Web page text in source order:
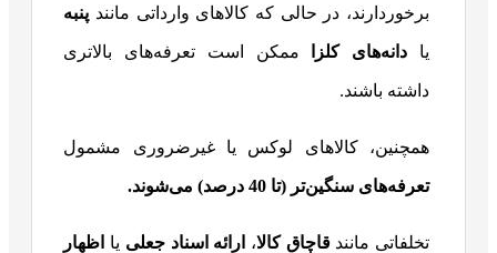
برخوردارند، در حالی که کالاهای وارداتی مانند پنبه
یا دانه‌های کلزا ممکن است تعرفه‌های بالاتری
داشته باشند.
همچنین، کالاهای لوکس یا غیرضروری مشمول
تعرفه‌های سنگین‌تر (تا 40 درصد) می‌شوند.
تخلفاتی مانندقاچاق کالا، ارائه اسناد جعلی یا اظهار